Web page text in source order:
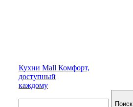
Кухни Mall Комфорт,
доступный
каждому
Поиск